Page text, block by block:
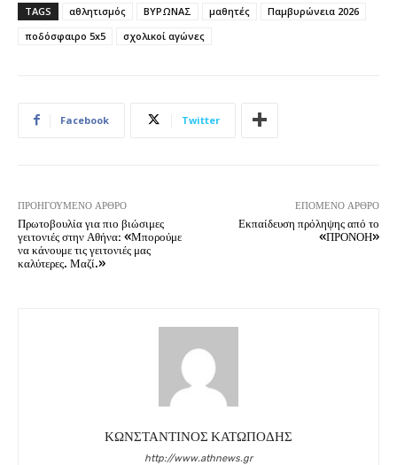
TAGS αθλητισμός ΒΥΡΩΝΑΣ μαθητές
Παμβυρώνεια 2026
ποδόσφαιρο 5x5
σχολικοί αγώνες
Facebook Twitter
ΠΡΟΗΓΟΎΜΕΝΟ ΆΡΘΡΟ
Πρωτοβουλία για πιο βιώσιμες
γειτονιές στην Αθήνα: «Μπορούμε
να κάνουμε τις γειτονιές μας
καλύτερες. Μαζί.»
ΕΠΌΜΕΝΟ ΆΡΘΡΟ
Εκπαίδευση πρόληψης από το
«ΠΡΟΝΟΗ»
ΚΩΝΣΤΑΝΤΙΝΟΣ ΚΑΤΩΠΟΔΗΣ
http://www.athnews.gr